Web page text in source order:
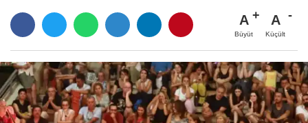
A
Büyüt
A
Küçült